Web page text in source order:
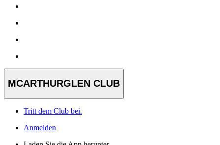
MCARTHURGLEN CLUB
Tritt dem Club bei.
Anmelden